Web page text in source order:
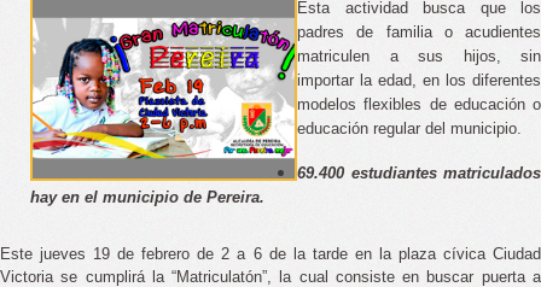
Esta actividad busca que los
padres de familia o acudientes
matriculen a sus hijos, sin
importar la edad, en los diferentes
modelos flexibles de educación o
educación regular del municipio.
69.400 estudiantes matriculados
hay en el municipio de Pereira.
Este jueves 19 de febrero de 2 a 6 de la tarde en la plaza cívica Ciudad
Victoria se cumplirá la “Matriculatón”, la cual consiste en buscar puerta a